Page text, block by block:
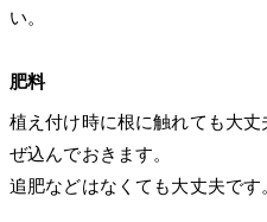
い。
肥料
植え付け時に根に触れても大
ぜ込んでおきます。
追肥などはなくても大丈夫です